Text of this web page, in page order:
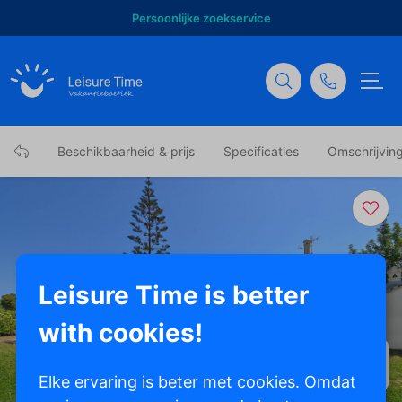
Persoonlijke zoekservice
Beschikbaarheid & prijs Specificaties
Leisure Time is better
with cookies!
Elke ervaring is beter met cookies. Omdat